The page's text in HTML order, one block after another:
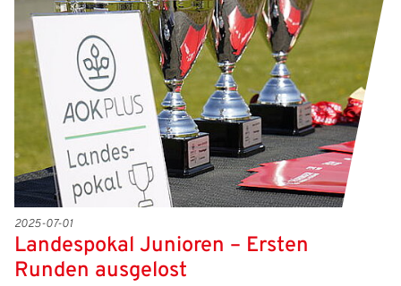
2025-07-01
Landespokal Junioren – Ersten
Runden ausgelost
Freizeit- und Breitensport
Futsal
Kinder- und Jugendschutz
#siekickt
Tage des Mädchenfußballs
Datenschutz
Länderspiele
Impressum